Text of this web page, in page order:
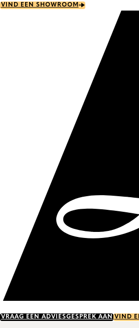
Skip
VIND EEN SHOWROOM
VRAAG EEN ADVIESGESPREK AAN VIND